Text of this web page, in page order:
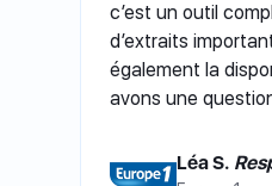
c’est un outil
d’extraits
également la
avons une
Léa S.